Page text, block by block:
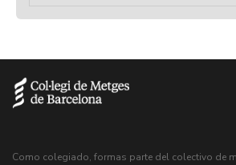
Como colegiado, formas parte del colectivo de